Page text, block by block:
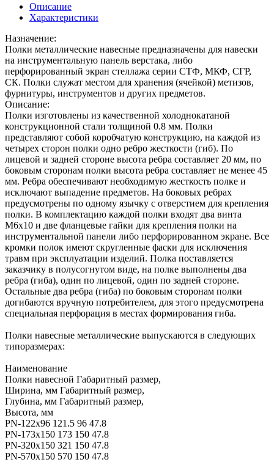
Описание
Характеристики
Назначение:
Полки металлические навесные предназначены для навески
на инструментальную панель верстака, либо
перфорированный экран стеллажа серии СТФ, МКФ, СГР,
СК. Полки служат местом для хранения (ячейкой) метизов,
фурнитуры, инструментов и других предметов.
Описание:
Полки изготовлены из качественной холоднокатаной
конструкционной стали толщиной 0.8 мм. Полки
представляют собой коробчатую конструкцию, на каждой из
четырех сторон полки одно ребро жесткости (гиб). По
лицевой и задней стороне высота ребра составляет 20 мм, по
боковым сторонам полки высота ребра составляет не менее 45
мм. Ребра обеспечивают необходимую жесткость полке и
исключают выпадение предметов. На боковых ребрах
предусмотрены по одному язычку с отверстием для крепления
полки. В комплектацию каждой полки входят два винта
М6х10 и две фланцевые гайки для крепления полки на
инструментальной панели либо перфорированном экране. Все
кромки полок имеют скругленные фаски для исключения
травм при эксплуатации изделий. Полка поставляется
заказчику в полусогнутом виде, на полке выполнены два
ребра (гиба), один по лицевой, один по задней стороне.
Остальные два ребра (гиба) по боковым сторонам полки
догибаются вручную потребителем, для этого предусмотрена
специальная перфорация в местах формирования гиба.
Полки навесные металлические выпускаются в следующих
типоразмерах:
Наименование
Полки навесной Габаритный размер,
Ширина, мм Габаритный размер,
Глубина, мм Габаритный размер,
Высота, мм
PN-122х96 121.5 96 47.8
PN-173х150 173 150 47.8
PN-320х150 321 150 47.8
PN-570х150 570 150 47.8